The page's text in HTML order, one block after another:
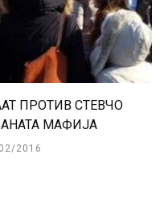
ПРОТИВ СТЕВЧО
МАФИЈА
2016